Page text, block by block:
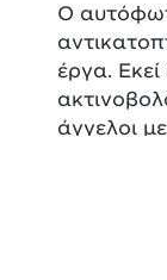
Ο
έργα.
άγγελοι